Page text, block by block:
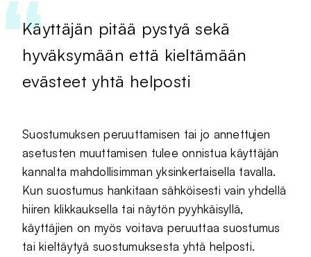
Käyttäjän pitää pystyä sekä
hyväksymään että kieltämään
evästeet yhtä helposti
Suostumuksen peruuttamisen tai jo annettujen
asetusten muuttamisen tulee onnistua käyttäjän
kannalta mahdollisimman yksinkertaisella tavalla.
Kun suostumus hankitaan sähköisesti vain yhdellä
hiiren klikkauksella tai näytön pyyhkäisyllä,
käyttäjien on myös voitava peruuttaa suostumus
tai kieltäytyä suostumuksesta yhtä helposti.